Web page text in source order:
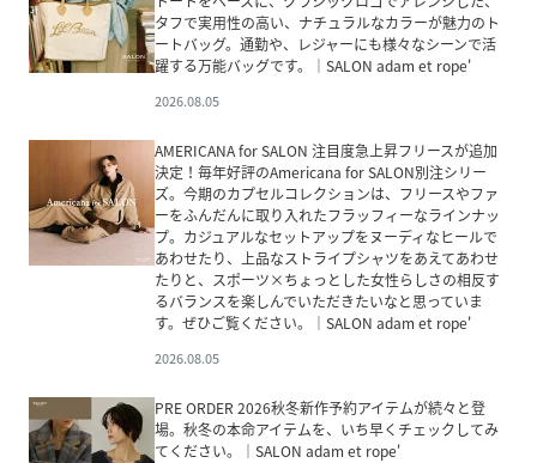
タフで実用性の高い、ナチュラルなカラーが魅力のト
ートバッグ。通勤や、レジャーにも様々なシーンで活
躍する万能バッグです。｜SALON adam et rope'
2026.08.05
AMERICANA for SALON 注目度急上昇フリースが追加
決定！毎年好評のAmericana for SALON別注シリー
ズ。今期のカプセルコレクションは、フリースやファ
ーをふんだんに取り入れたフラッフィーなラインナッ
プ。カジュアルなセットアップをヌーディなヒールで
あわせたり、上品なストライプシャツをあえてあわせ
たりと、スポーツ×ちょっとした女性らしさの相反す
るバランスを楽しんでいただきたいなと思っていま
す。ぜひご覧ください。｜SALON adam et rope'
2026.08.05
PRE ORDER 2026秋冬新作予約アイテムが続々と登
場。秋冬の本命アイテムを、いち早くチェックしてみ
てください。｜SALON adam et rope'